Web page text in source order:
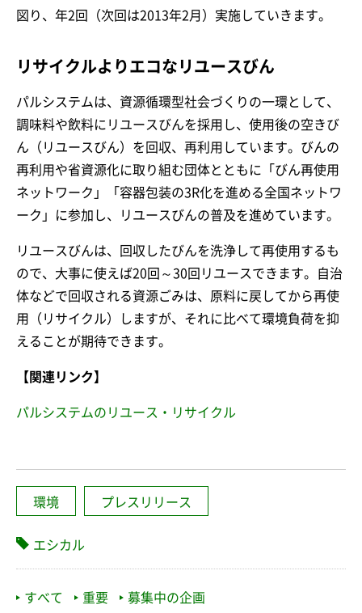
図り、年2回（次回は2013年2月）実施していきます。
リサイクルよりエコなリユースびん
パルシステムは、資源循環型社会づくりの一環として、
調味料や飲料にリユースびんを採用し、使用後の空きび
ん（リユースびん）を回収、再利用しています。びんの
再利用や省資源化に取り組む団体とともに「びん再使用
ネットワーク」「容器包装の3R化を進める全国ネットワ
ーク」に参加し、リユースびんの普及を進めています。
リユースびんは、回収したびんを洗浄して再使用するも
ので、大事に使えば20回～30回リユースできます。自治
体などで回収される資源ごみは、原料に戻してから再使
用（リサイクル）しますが、それに比べて環境負荷を抑
えることが期待できます。
【関連リンク】
パルシステムのリユース・リサイクル
環境 プレスリリース
エシカル
すべて 重要 募集中の企画